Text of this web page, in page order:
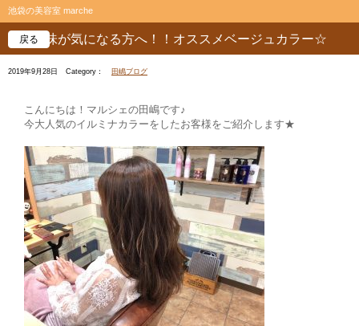
池袋の美容室 marche
赤味が気になる方へ！！オススメベージュカラー☆
戻る
2019年9月28日 Category： 田嶋ブログ
こんにちは！マルシェの田嶋です♪
今大人気のイルミナカラーをしたお客様をご紹介します★